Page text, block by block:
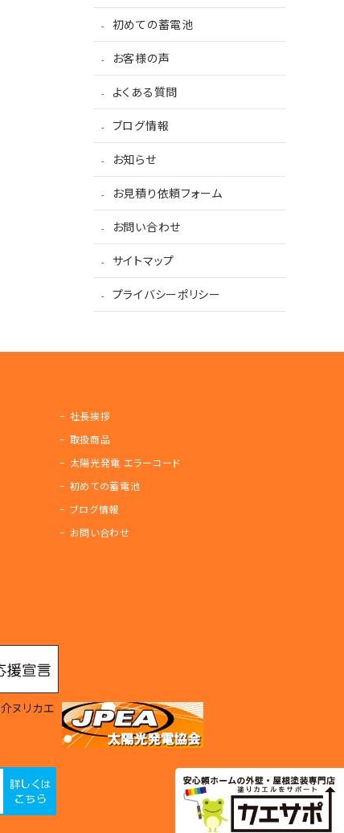
初めての蓄電池
お客様の声
よくある質問
ブログ情報
お知らせ
お見積り依頼フォーム
お問い合わせ
サイトマップ
プライバシーポリシー
社長挨拶
取扱商品
太陽光発電 エラーコード
初めての蓄電池
ブログ情報
お問い合わせ